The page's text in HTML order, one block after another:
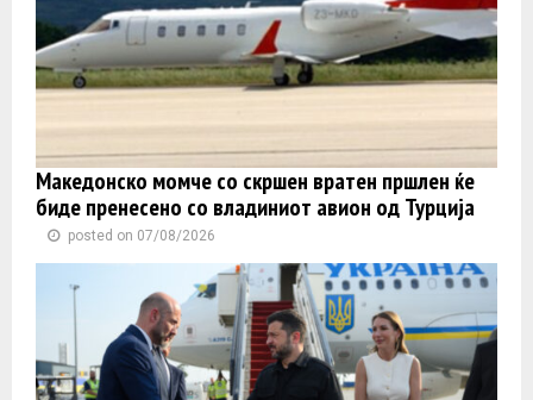
Македонско момче со скршен вратен пршлен ќе
биде пренесено со владиниот авион од Турција
posted on 07/08/2026